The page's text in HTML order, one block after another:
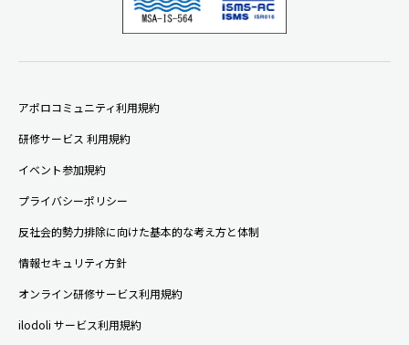
アポロコミュニティ利用規約
研修サービス 利用規約
イベント参加規約
プライバシーポリシー
反社会的勢力排除に向けた基本的な考え方と体制
情報セキュリティ方針
オンライン研修サービス利用規約
ilodoli サービス利用規約